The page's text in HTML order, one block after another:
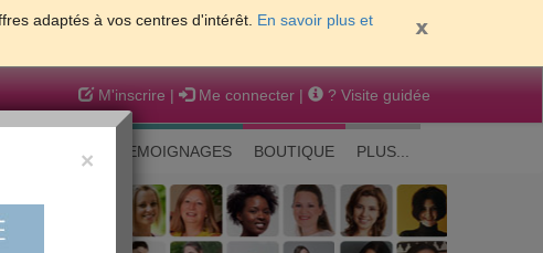
adaptés à vos centres d'intérêt. En savoir plus et
M'inscrire | Me connecter | ? Visite guidée
TEMOIGNAGES BOUTIQUE PLUS...
×